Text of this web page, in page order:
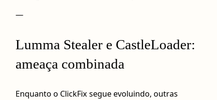
—
Lumma Stealer e CastleLoader:
ameaça combinada
Enquanto o ClickFix segue evoluindo, outras